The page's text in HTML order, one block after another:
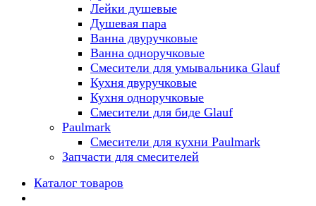
Лейки душевые
Душевая пара
Ванна двуручковые
Ванна одноручковые
Смесители для умывальника Glauf
Кухня двуручковые
Кухня одноручковые
Смесители для биде Glauf
Paulmark
Смесители для кухни Paulmark
Запчасти для смесителей
Каталог товаров